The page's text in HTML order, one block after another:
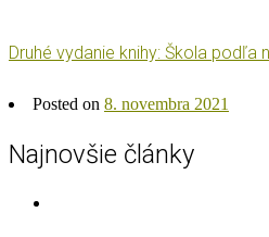
Druhé vydanie knihy: Škola podľa
Posted on 8. novembra 2021
Najnovšie články